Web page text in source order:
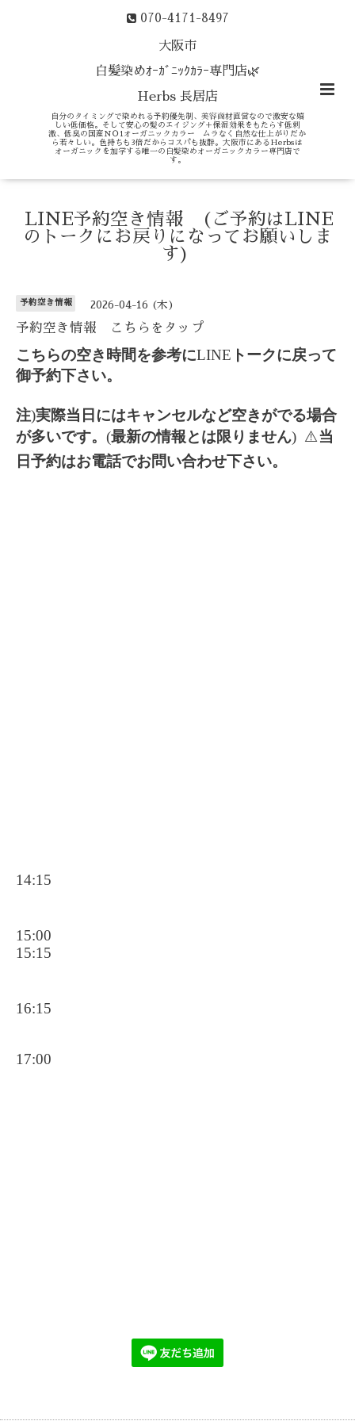
070-4171-8497
大阪市
白髪染めｵｰｶﾞﾆｯｸｶﾗｰ専門店🌿
Herbs 長居店
自分のタイミングで染めれる予約優先制、美容商材直営なので激安な嬉
しい低価格。そして安心の髪のエイジング＋保湿効果をもたらす低刺
激、低臭の国産ＮＯ1オーガニックカラー ムラなく自然な仕上がりだか
ら若々しい。色持ちも3倍だからコスパも抜群。大阪市にあるHerbsは
オーガニックを加学する唯一の白髪染めオーガニックカラー専門店で
す。
LINE予約空き情報 (ご予約はLINE
のトークにお戻りになってお願いしま
す)
予約空き情報 2026-04-16 (木)
予約空き情報 こちらをタップ
こちらの空き時間を参考にLINE トークに戻って
御予約下さい。
注)実際当日にはキャンセルなど空きがでる場合
が多いです。 (最新の情報とは限りません) ⚠️当
日予約はお電話でお問い合わせ下さい。
14:15
15:00
15:15
16:15
17:00